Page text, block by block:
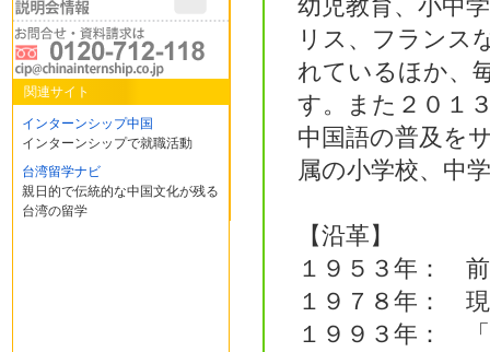
関連サイト
インターンシップ中国
インターンシップで就職活動
台湾留学ナビ
親日的で伝統的な中国文化が残る
台湾の留学
幼児教育、小中
リス、フランス
れているほか、
す。また２０１
中国語の普及を
属の小学校、中
【沿革】
１９５３年：
１９７８年：
１９９３年：